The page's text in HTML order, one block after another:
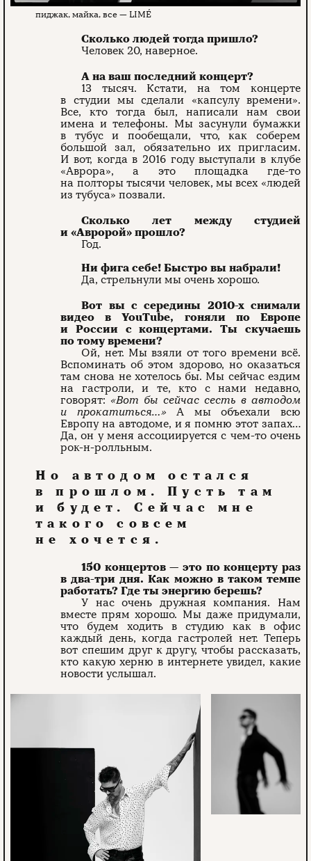
пиджак, майка, все — LIMÉ
Сколько людей тогда пришло?
Человек 20, наверное.
А на ваш последний концерт?
13 тысяч. Кстати, на том концерте
в студии мы сделали «капсулу времени».
Все, кто тогда был, написали нам свои
имена и телефоны. Мы засунули бумажки
в тубус и пообещали, что, как соберем
большой зал, обязательно их пригласим.
И вот, когда в 2016 году выступали в клубе
«Аврора», а это площадка где-то
на полторы тысячи человек, мы всех «людей
из тубуса» позвали.
Сколько лет между студией
и «Авророй» прошло?
Год.
Ни фига себе! Быстро вы набрали!
Да, стрельнули мы очень хорошо.
Вот вы с середины 2010-х снимали
видео в YouTube, гоняли по Европе
и России с концертами. Ты скучаешь
по тому времени?
Ой, нет. Мы взяли от того времени всё.
Вспоминать об этом здорово, но оказаться
там снова не хотелось бы. Мы сейчас ездим
на гастроли, и те, кто с нами недавно,
говорят: «Вот бы сейчас сесть в автодом
и прокатиться…» А мы объеха­ли всю
Европу на автодоме, и я помню этот запах…
Да, он у меня ассоци­ируется с чем-то очень
рок-н-ролльным.
Но автодом остался
в прошлом. Пусть там
и будет. Сейчас мне
такого совсем
не хочется.
150 концертов — это по концерту раз
в два-три дня. Как можно в таком темпе
работать? Где ты энергию берешь?
У нас очень дружная компания. Нам
вместе прям хорошо. Мы даже придумали,
что будем ходить в студию как в офис
каждый день, когда гастролей нет. Теперь
вот спешим друг к другу, чтобы рассказать,
кто какую херню в интернете увидел, какие
новости услышал.